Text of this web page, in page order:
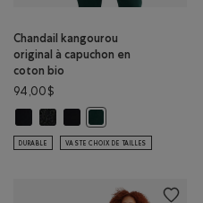
Chandail kangourou
original à capuchon en
coton bio
94,00$
Chandail kangourou original à
Chandail kangourou original
Chandail kangourou
DURABLE VASTE CHOIX DE TAILLES